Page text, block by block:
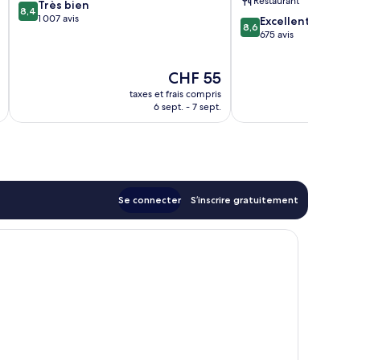
8.4
sur
8,4 Très bien
1 007 avis
Le
nouveau
prix
CHF 55
taxes et frais compris
6 sept. - 7 sept.
Kuala
Lumpur
Sri
8.6
sur
8,6 Excellent
675 avis
Se connecter S’inscrire gratuitement